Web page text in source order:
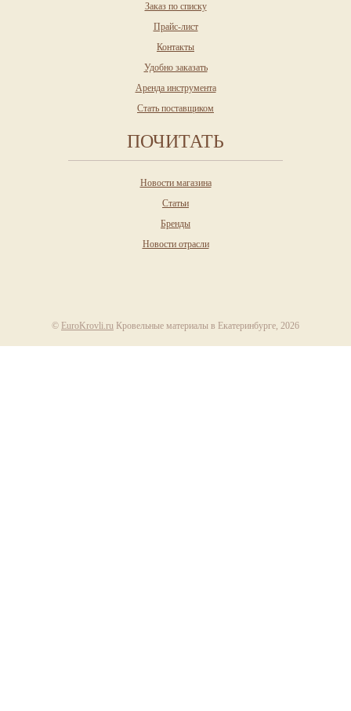
Заказ по списку
Прайс-лист
Контакты
Удобно заказать
Аренда инструмента
Стать поставщиком
ПОЧИТАТЬ
Новости магазина
Статьи
Бренды
Новости отрасли
© EuroKrovli.ru Кровельные материалы в Екатеринбурге, 2026